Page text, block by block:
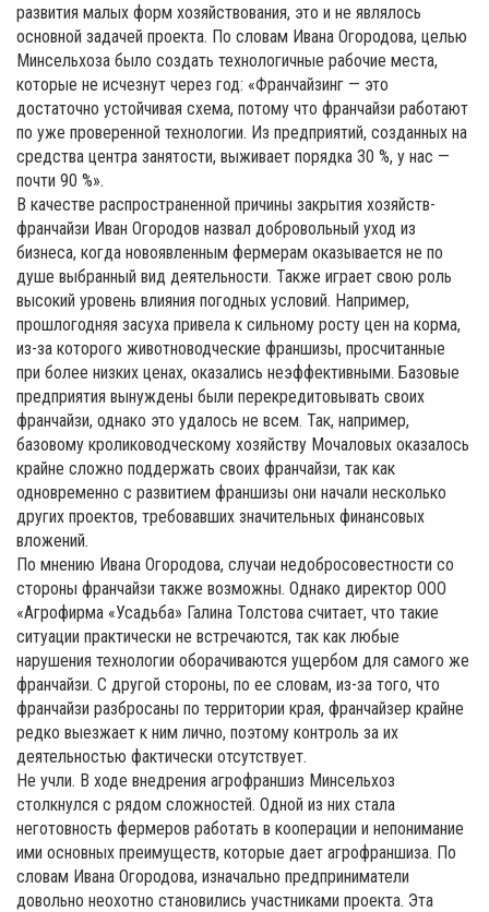
развития малых форм хозяйствования, это и не являлось
основной задачей проекта. По словам Ивана Огородова, целью
Минсельхоза было создать технологичные рабочие места,
которые не исчезнут через год: «Франчайзинг — это
достаточно устойчивая схема, потому что франчайзи работают
по уже проверенной технологии. Из предприятий, созданных на
средства центра занятости, выживает порядка 30 %, у нас —
почти 90 %».
В качестве распространенной причины закрытия хозяйств-
франчайзи Иван Огородов назвал добровольный уход из
бизнеса, когда новоявленным фермерам оказывается не по
душе выбранный вид деятельности. Также играет свою роль
высокий уровень влияния погодных условий. Например,
прошлогодняя засуха привела к сильному росту цен на корма,
из-за которого животноводческие франшизы, просчитанные
при более низких ценах, оказались неэффективными. Базовые
предприятия вынуждены были перекредитовывать своих
франчайзи, однако это удалось не всем. Так, например,
базовому кролиководческому хозяйству Мочаловых оказалось
крайне сложно поддержать своих франчайзи, так как
одновременно с развитием франшизы они начали несколько
других проектов, требовавших значительных финансовых
вложений.
По мнению Ивана Огородова, случаи недобросовестности со
стороны франчайзи также возможны. Однако директор ООО
«Агрофирма «Усадьба» Галина Толстова считает, что такие
ситуации практически не встречаются, так как любые
нарушения технологии оборачиваются ущербом для самого же
франчайзи. С другой стороны, по ее словам, из-за того, что
франчайзи разбросаны по территории края, франчайзер крайне
редко выезжает к ним лично, поэтому контроль за их
деятельностью фактически отсутствует.
Не учли. В ходе внедрения агрофраншиз Минсельхоз
столкнулся с рядом сложностей. Одной из них стала
неготовность фермеров работать в кооперации и непонимание
ими основных преимуществ, которые дает агрофраншиза. По
словам Ивана Огородова, изначально предприниматели
довольно неохотно становились участниками проекта. Эта